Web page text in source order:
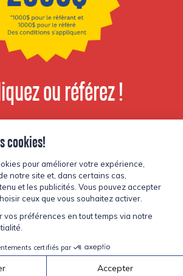
ou référez !
Voir les postes
disponibles
Politique de confidentialitéSite parKryzalid